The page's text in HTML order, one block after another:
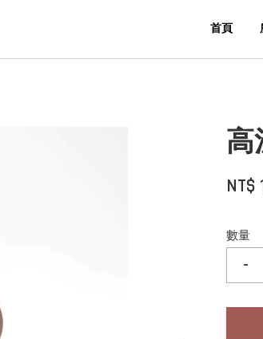
首頁
高
NT$
數量
-